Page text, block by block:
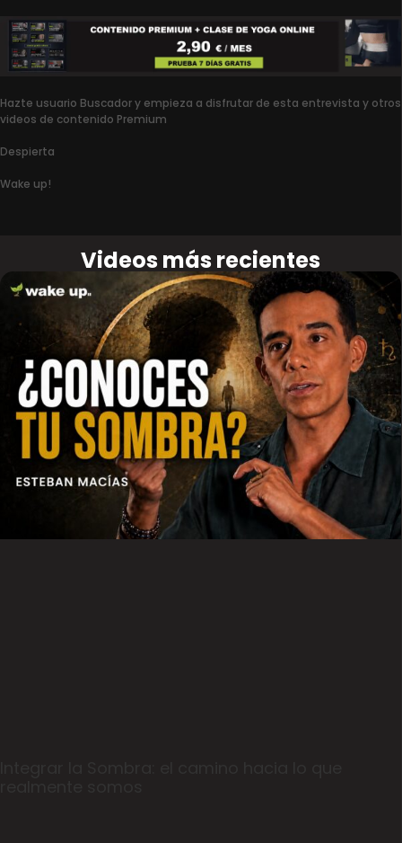
Hazte usuario Buscador y empieza a disfrutar de esta entrevista y otros
videos de contenido Premium
Despierta
Wake up!
Videos más recientes